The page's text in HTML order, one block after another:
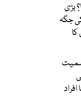
بڑی
جگہ
سمیت
2 لاپتا افراد